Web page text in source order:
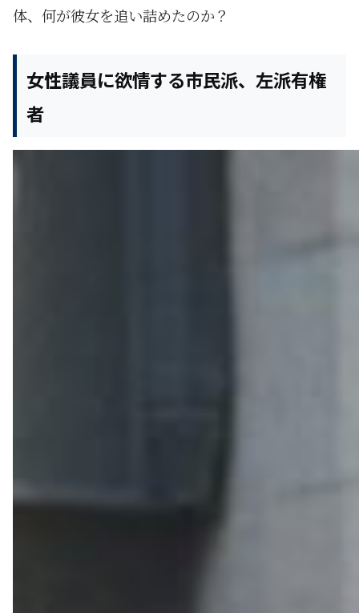
体、何が彼女を追い詰めたのか？
女性議員に欲情する市民派、左派有権
者